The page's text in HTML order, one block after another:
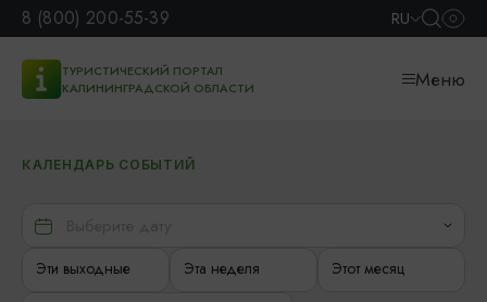
8 (800) 200-55-39 RU
ТУРИСТИЧЕСКИЙ ПОРТАЛ
КАЛИНИНГРАДСКОЙ ОБЛАСТИ
Меню
КАЛЕНДАРЬ СОБЫТИЙ
Эти выходные Эта неделя Этот месяц